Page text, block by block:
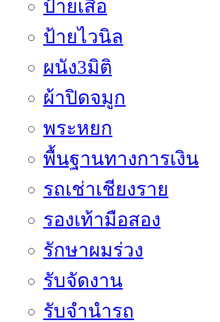
ป้ายเสื้อ
ป้ายไวนิล
ผนัง3มิติ
ผ้าปิดจมูก
พระหยก
พื้นฐานทางการเงิน
รถเช่าเชียงราย
รองเท้ามือสอง
รักษาผมร่วง
รับจัดงาน
รับจำนำรถ